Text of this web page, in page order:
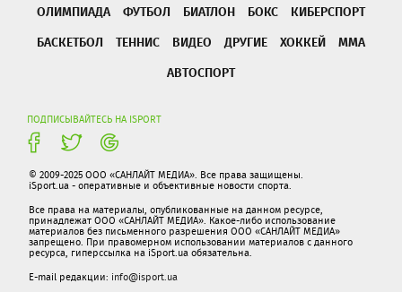
ОЛИМПИАДА ФУТБОЛ БИАТЛОН БОКС
КИБЕРСПОРТ
БАСКЕТБОЛ
ТЕННИС ВИДЕО ДРУГИЕ ХОККЕЙ
ММА
АВТОСПОРТ
ПОДПИСЫВАЙТЕСЬ НА ISPORT
© 2009-2025 ООО «САНЛАЙТ МЕДИА». Все права защищены.
iSport.ua - оперативные и объективные новости спорта.
Все права на материалы, опубликованные на данном ресурсе,
принадлежат ООО «САНЛАЙТ МЕДИА». Какое-либо использование
материалов без письменного разрешения ООО «САНЛАЙТ МЕДИА»
запрещено. При правомерном использовании материалов с данного
ресурса, гиперссылка на iSport.ua обязательна.
E-mail редакции: info@isport.ua